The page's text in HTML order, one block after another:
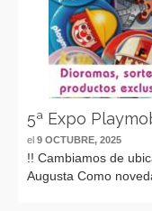
5ª Expo
el 9 OCTUBRE, 2025
!! Cambiamos de
Augusta Como